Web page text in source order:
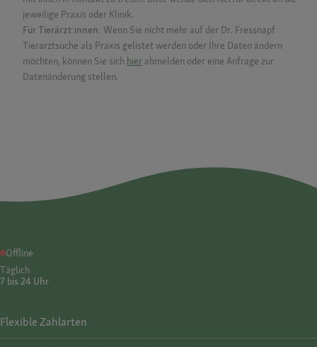
jeweilige Praxis oder Klinik.
Für Tierärzt:innen: Wenn Sie nicht mehr auf der Dr. Fressnapf
Tierarztsuche als Praxis gelistet werden oder Ihre Daten ändern
möchten, können Sie sich hier abmelden oder eine Anfrage zur
Datenänderung stellen.
Offline
Täglich
7 bis 24 Uhr
Flexible Zahlarten